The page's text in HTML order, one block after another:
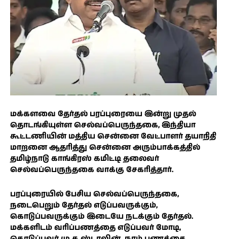
மக்களவை தேர்தல் பரப்புரையை இன்று முதல்
தொடங்கியுள்ள செல்வப்பெருந்தகை, இந்தியா
கூட்டணியின் மத்திய சென்னை வேட்பாளர் தயாநிதி
மாறனை ஆதரித்து சென்னை அரும்பாக்கத்தில்
தமிழ்நாடு காங்கிரஸ் கமிட்டி தலைவர்
செல்வப்பெருந்தகை வாக்கு சேகரித்தார்.
பரப்புரையில் பேசிய செல்வப்பெருந்தகை,
நடைபெறும் தேர்தல் எடுப்பவருக்கும்,
கொடுப்பவருக்கும் இடையே நடக்கும் தேர்தல்.
மக்களிடம் வரிப்பணத்தை எடுப்பவர் மோடி,